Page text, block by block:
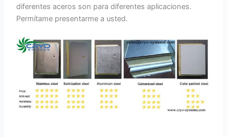
diferentes aceros son para diferentes aplicaciones.
Permítame presentarme a usted.